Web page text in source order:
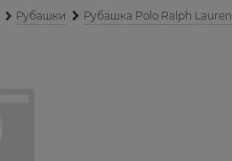
Рубашки Рубашка Polo Ralph Lauren